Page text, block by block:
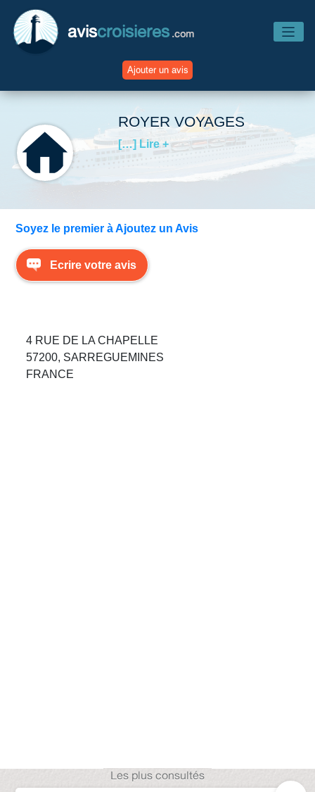
aviscroisieres .com
Ajouter un avis
Accueil
Avis Compagnies
Avis Escales
Blog
ROYER VOYAGES
[…] Lire +
Soyez le premier à Ajoutez un Avis
Ecrire votre avis
4 RUE DE LA CHAPELLE
57200, SARREGUEMINES
FRANCE
Les plus consultés